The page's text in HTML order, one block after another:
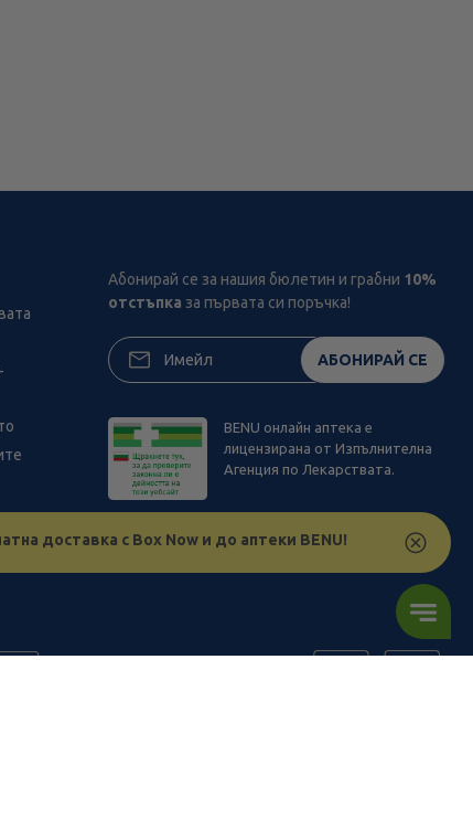
доставка с Box Now и до аптеки BENU!
Абонирай се за нашия бюлетин и грабни 10%
отстъпка за първата си поръчка!
АБОНИРАЙ СЕ
BENU онлайн аптека е
лицензирана от Изпълнителна
Агенция по Лекарствата.